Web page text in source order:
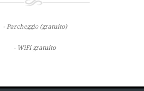
- Parcheggio (gratuito)
- WiFi gratuito